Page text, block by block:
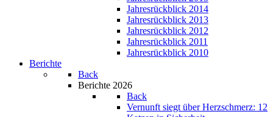
Jahresrückblick 2014
Jahresrückblick 2013
Jahresrückblick 2012
Jahresrückblick 2011
Jahresrückblick 2010
Berichte
Back
Berichte 2026
Back
Vernunft siegt über Herzschmerz: 12